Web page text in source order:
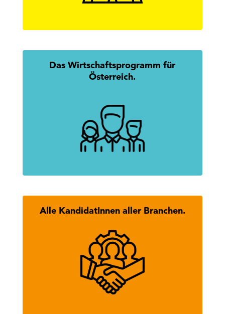
Das Wirtschaftsprogramm für
Österreich.
mehr erfahren
Alle KandidatInnen aller Branchen.
Hier findest Du alle KandidatInnen
des Tiroler Wirtschaftsbundes.
mehr erfahren